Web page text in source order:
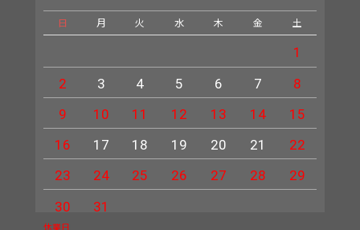
日 月 火 水 木 金 土
1
2
3 4 5 6 7
8
9
10 11 12 13 14
15
16
17 18 19 20 21
22
23
24 25 26 27 28
29
30
31